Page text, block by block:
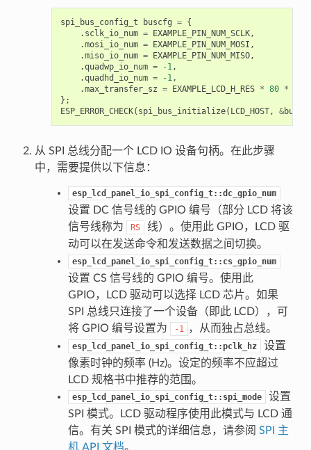
spi_bus_config_t buscfg = {
. sclk_io_num = EXAMPLE_PIN_NUM_SCLK,
.mosi_io_num = EXAMPLE_PIN_NUM_MOSI ,
.miso_io_num = EXAMPLE_PIN_NUM_MISO,
.quadwp_io_num = -1,
.quadhd_io_num = -1,
.max_transfer_sz = EXAMPLE_LCD_H_RES * 80 *
};
ESP_ERROR_CHECK( spi_bus_initialize( LCD_HOST, &
从 SPI 总线分配一个 LCD IO 设备句柄。在此步骤
中，需要提供以下信息：
esp_lcd_panel_io_spi_config_t::dc_gpio_num
设置 DC 信号线的 GPIO 编号（部分 LCD 将该
信号线称为
RS
线）。使用此 GPIO，LCD 驱
动可以在发送命令和发送数据之间切换。
esp_lcd_panel_io_spi_config_t::cs_gpio_num
设置 CS 信号线的 GPIO 编号。使用此
GPIO，LCD 驱动可以选择 LCD 芯片。如果
SPI 总线只连接了一个设备（即此 LCD），可
将 GPIO 编号设置为
-1 ，从而独占总线。
esp_lcd_panel_io_spi_config_t::pclk_hz
设置
像素时钟的频率 (Hz)。设定的频率不应超过
LCD 规格书中推荐的范围。
esp_lcd_panel_io_spi_config_t::spi_mode
设置
SPI 模式。LCD 驱动程序使用此模式与 LCD 通
信。有关 SPI 模式的详细信息，请参阅 SPI 主
机 API 文档。